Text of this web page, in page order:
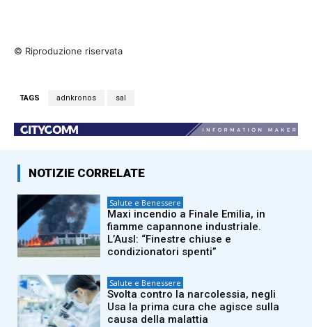
© Riproduzione riservata
TAGS adnkronos sal
NOTIZIE CORRELATE
Salute e Benessere
Maxi incendio a Finale Emilia, in
fiamme capannone industriale.
L’Ausl: “Finestre chiuse e
condizionatori spenti”
Salute e Benessere
Svolta contro la narcolessia, negli
Usa la prima cura che agisce sulla
causa della malattia